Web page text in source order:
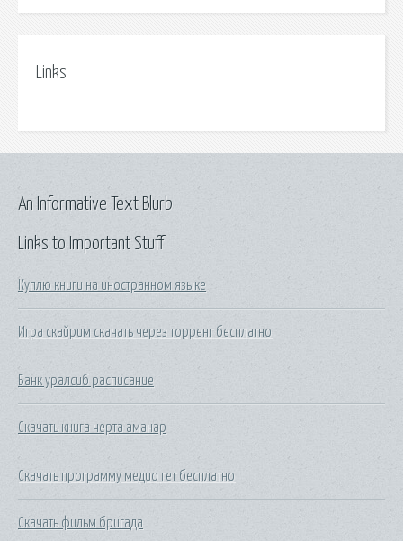
Links
Links to Important Stuff
Куплю книги на иностранном языке
Игра скайрим скачать через торрент бесплатно
Банк уралсиб расписание
Скачать книга черта аманар
Скачать программу медио гет бесплатно
Скачать фильм бригада
An Informative Text Blurb